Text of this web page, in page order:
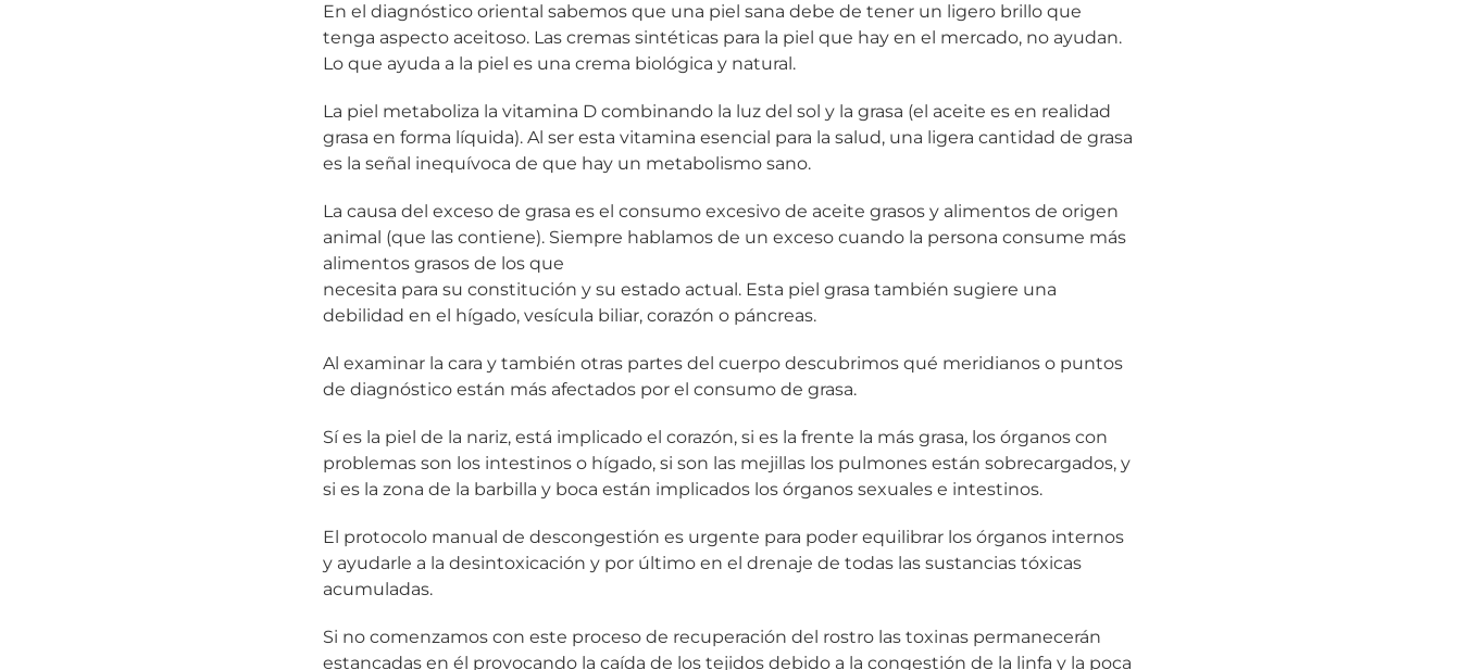
En el diagnóstico oriental sabemos que una piel sana debe de tener un ligero brillo que
tenga aspecto aceitoso. Las cremas sintéticas para la piel que hay en el mercado, no ayudan.
Lo que ayuda a la piel es una crema biológica y natural.
La piel metaboliza la vitamina D combinando la luz del sol y la grasa (el aceite es en realidad
grasa en forma líquida). Al ser esta vitamina esencial para la salud, una ligera cantidad de grasa
es la señal inequívoca de que hay un metabolismo sano.
La causa del exceso de grasa es el consumo excesivo de aceite grasos y alimentos de origen
animal (que las contiene). Siempre hablamos de un exceso cuando la persona consume más
alimentos grasos de los que
necesita para su constitución y su estado actual. Esta piel grasa también sugiere una
debilidad en el hígado, vesícula biliar, corazón o páncreas.
Al examinar la cara y también otras partes del cuerpo descubrimos qué meridianos o puntos
de diagnóstico están más afectados por el consumo de grasa.
Sí es la piel de la nariz, está implicado el corazón, si es la frente la más grasa, los órganos con
problemas son los intestinos o hígado, si son las mejillas los pulmones están sobrecargados, y
si es la zona de la barbilla y boca están implicados los órganos sexuales e intestinos.
El protocolo manual de descongestión es urgente para poder equilibrar los órganos internos
y ayudarle a la desintoxicación y por último en el drenaje de todas las sustancias tóxicas
acumuladas.
Si no comenzamos con este proceso de recuperación del rostro las toxinas permanecerán
estancadas en él provocando la caída de los tejidos debido a la congestión de la linfa y la poca